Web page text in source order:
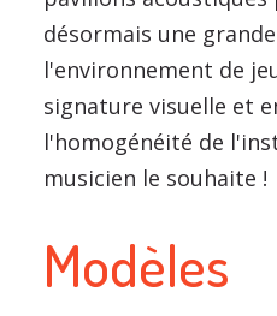
désormais une
l'environnement de
signature visuelle et
l'homogénéité de
musicien le souhaite !
Modèles